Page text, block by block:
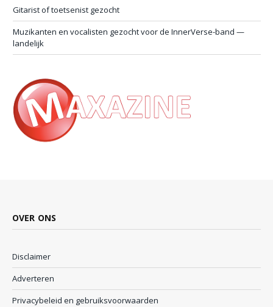
Gitarist of toetsenist gezocht
Muzikanten en vocalisten gezocht voor de InnerVerse-band —
landelijk
OVER ONS
Disclaimer
Adverteren
Privacybeleid en gebruiksvoorwaarden